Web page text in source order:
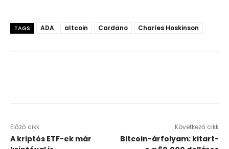
TAGS ADA altcoin Cardano Charles Hoskinson
Előző cikk
A kriptós ETF-ek már
Következő cikk
Bitcoin-árfolyam: kitart-